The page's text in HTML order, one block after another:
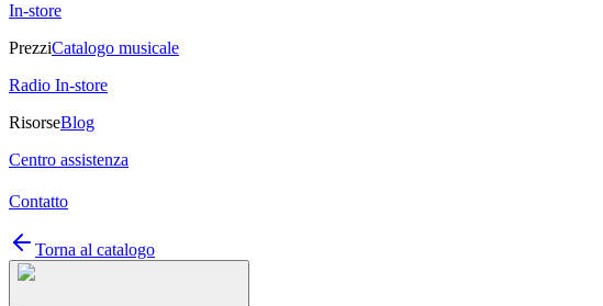
In-store
PrezziCatalogo musicale
Radio In-store
RisorseBlog
Centro assistenza
Contatto
Torna al catalogo